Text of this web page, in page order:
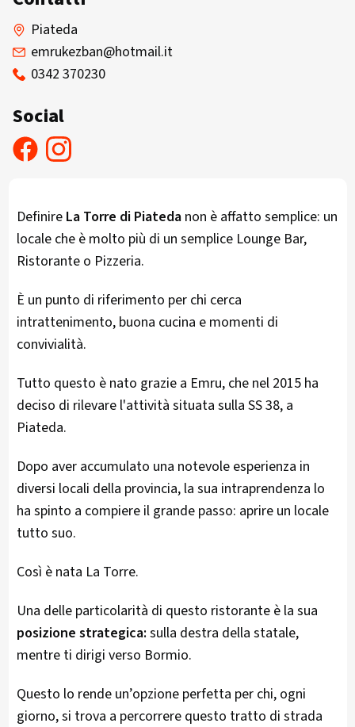
Piateda
emrukezban@hotmail.it
0342 370230
Social
Definire La Torre di Piateda non è affatto semplice: un
locale che è molto più di un semplice Lounge Bar,
Ristorante o Pizzeria.
È un punto di riferimento per chi cerca
intrattenimento, buona cucina e momenti di
convivialità.
Tutto questo è nato grazie a Emru, che nel 2015 ha
deciso di rilevare l'attività situata sulla SS 38, a
Piateda.
Dopo aver accumulato una notevole esperienza in
diversi locali della provincia, la sua intraprendenza lo
ha spinto a compiere il grande passo: aprire un locale
tutto suo.
Così è nata La Torre.
Una delle particolarità di questo ristorante è la sua
posizione strategica: sulla destra della statale,
mentre ti dirigi verso Bormio.
Questo lo rende un’opzione perfetta per chi, ogni
giorno, si trova a percorrere questo tratto di strada